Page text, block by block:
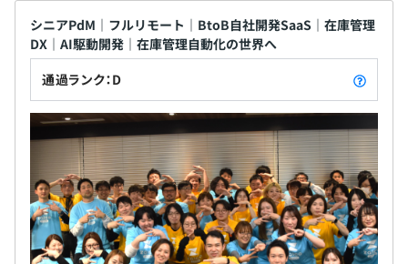
シニアPdM｜フルリモート｜BtoB自社開発SaaS｜在庫管理
DX｜AI駆動開発｜在庫管理自動化の世界へ
通過ランク：D